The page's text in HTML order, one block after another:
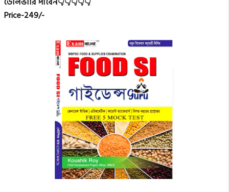
Price-249/-